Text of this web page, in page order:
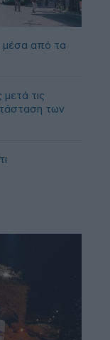
από τα
τις
των